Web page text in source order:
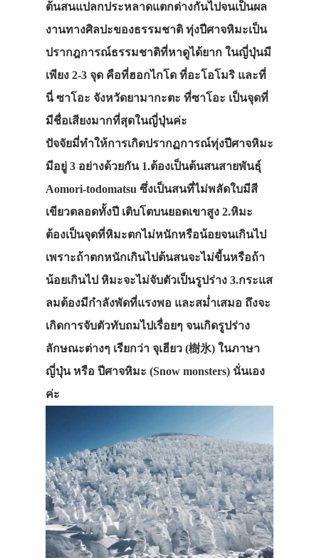
ต้นสนแปลกประหลาดแตกต่างกันไปจนเป็นผล
งานทางศิลปะของธรรมชาติ ทุ่งปีศาจหิมะเป็น
ปรากฎการณ์ธรรมชาติที่หาดูได้ยาก ในญี่ปุ่นมี
เพียง 2-3 จุด คือที่ฮอกไกโด ที่อะโอโมริ และที่
นี่ ซาโอะ จังหวัดยามากะตะ ที่ซาโอะ เป็นจุดที่
มีชื่อเสียงมากที่สุดในญี่ปุ่นค่ะ
ปัจจัยมี่ทำให้การเกิดปรากฏการณ์ทุ่งปีศาจหิมะ
มีอยู่ 3 อย่างด้วยกัน 1.ต้องเป็นต้นสนสายพันธุ์
Aomori-todomatsu ซึ่งเป็นสนที่ไม่พลัดใบมีสี
เขียวตลอดทั้งปี เติบโตบนยอดเขาสูง 2.หิมะ
ต้องเป็นจุดที่หิมะตกไม่หนักหรือน้อยจนเกินไป
เพราะถ้าตกหนักเกินไปต้นสนจะไม่ขี้นหรือถ้า
น้อยเกินไป หิมะจะไม่จับตัวเป็นรูปร่าง 3.กระแส
ลมต้องมีกำลังพัดที่แรงพอ และสม่ำเสมอ ถึงจะ
เกิดการจับตัวทับถมไปเรื่อยๆ จนเกิดรูปร่าง
ลักษณะต่างๆ เรียกว่า จุเฮียว (樹氷) ในภาษา
ญี่ปุ่น หรือ ปีศาจหิมะ (Snow monsters) นั่นเอง
ค่ะ